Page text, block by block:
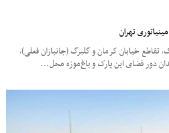
تهران
تقاطع خیابان کرمان و گلبرگ (جانبازان فعلی)،
دور فضای این پارک و باغ‌موزه محل...